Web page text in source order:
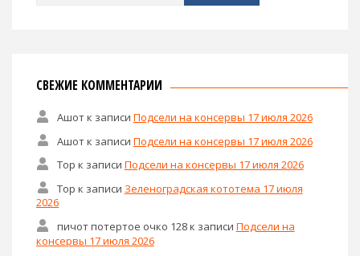
СВЕЖИЕ КОММЕНТАРИИ
Ашотк записи Подсели на консервы 17 июля 2026
Ашотк записи Подсели на консервы 17 июля 2026
Тор к записи Подсели на консервы 17 июля 2026
Тор к записи Зеленоградская кототема 17 июля
2026
пичот потертое очко 128к записи Подсели на
консервы 17 июля 2026